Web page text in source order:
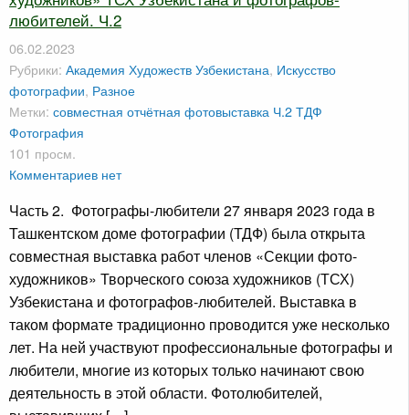
любителей. Ч.2
06.02.2023
Рубрики: Академия Художеств Узбекистана, Искусство
фотографии, Разное
Метки: совместная отчётная фотовыставка Ч.2ТДФ
Фотография
101 просм.
Комментариев нет
Часть 2. Фотографы-любители 27 января 2023 года в
Ташкентском доме фотографии (ТДФ) была открыта
совместная выставка работ членов «Секции фото-
художников» Творческого союза художников (ТСХ)
Узбекистана и фотографов-любителей. Выставка в
таком формате традиционно проводится уже несколько
лет. На ней участвуют профессиональные фотографы и
любители, многие из которых только начинают свою
деятельность в этой области. Фотолюбителей,